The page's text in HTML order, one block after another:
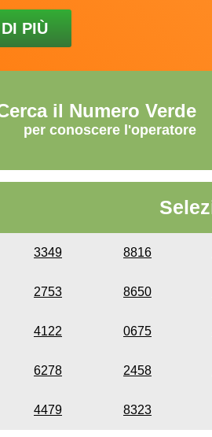
PIÙ
il Numero Verde
per conoscere l'operatore
3349 8816
2753 8650
4122 0675
6278 2458
4479 8323